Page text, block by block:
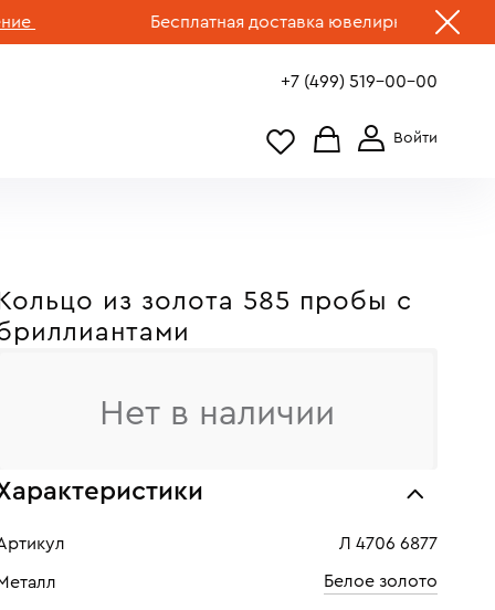
Бесплатная доставка ювелирных изделий по
+7 (499) 519-00-00
Кольцо из золота 585 пробы c
Нет в наличии
Л 4706 6877
Белое золото